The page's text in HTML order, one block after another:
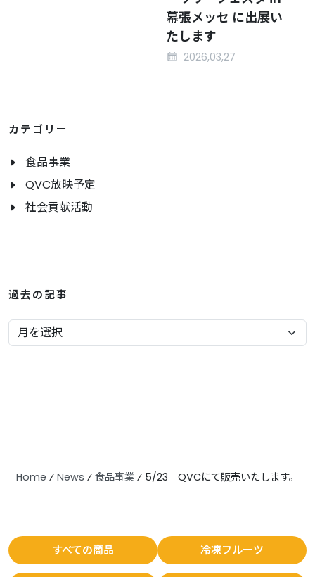
幕張メッセ に出展い
たします
2026,03,27
カテゴリー
食品事業
QVC放映予定
社会貢献活動
過去の記事
Home ⁄ News ⁄ 食品事業 ⁄ 5/23 QVCにて販売いたします。
すべての商品 冷凍フルーツ